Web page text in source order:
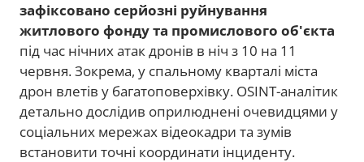
зафіксовано серйозні руйнування
житлового фонду та промислового об'єкта
під час нічних атак дронів в ніч з 10 на 11
червня. Зокрема, у спальному кварталі міста
дрон влетів у багатоповерхівку. OSINT-аналітик
детально дослідив оприлюднені очевидцями у
соціальних мережах відеокадри та зумів
встановити точні координати інциденту.